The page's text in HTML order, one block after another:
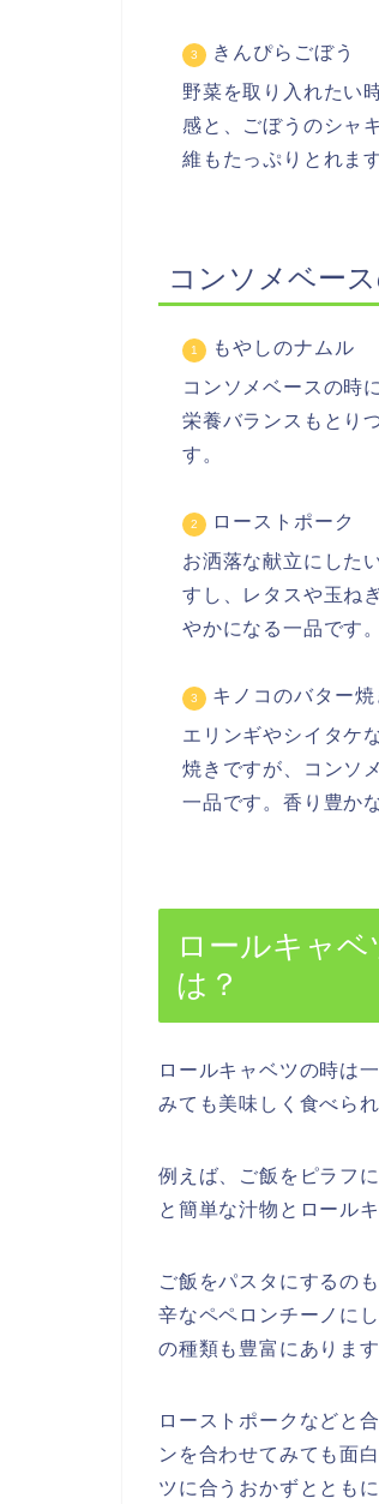
きんぴらごぼう
野菜を取り入れたい
感と、ごぼうのシャ
維もたっぷりとれま
コンソメベー
もやしのナムル
コンソメベースの時
栄養バランスもとり
す。
ローストポーク
お洒落な献立にした
すし、レタスや玉ね
やかになる一品です。
キノコのバター焼
エリンギやシイタケ
焼きですが、コンソ
一品です。香り豊か
ロールキャ
は？
ロールキャベツの時は
みても美味しく食べられ
例えば、ご飯をピラフ
と簡単な汁物とロール
ご飯をパスタにするの
辛なペペロンチーノに
の種類も豊富にあります
ローストポークなどと
ンを合わせてみても面
ツに合うおかずととも